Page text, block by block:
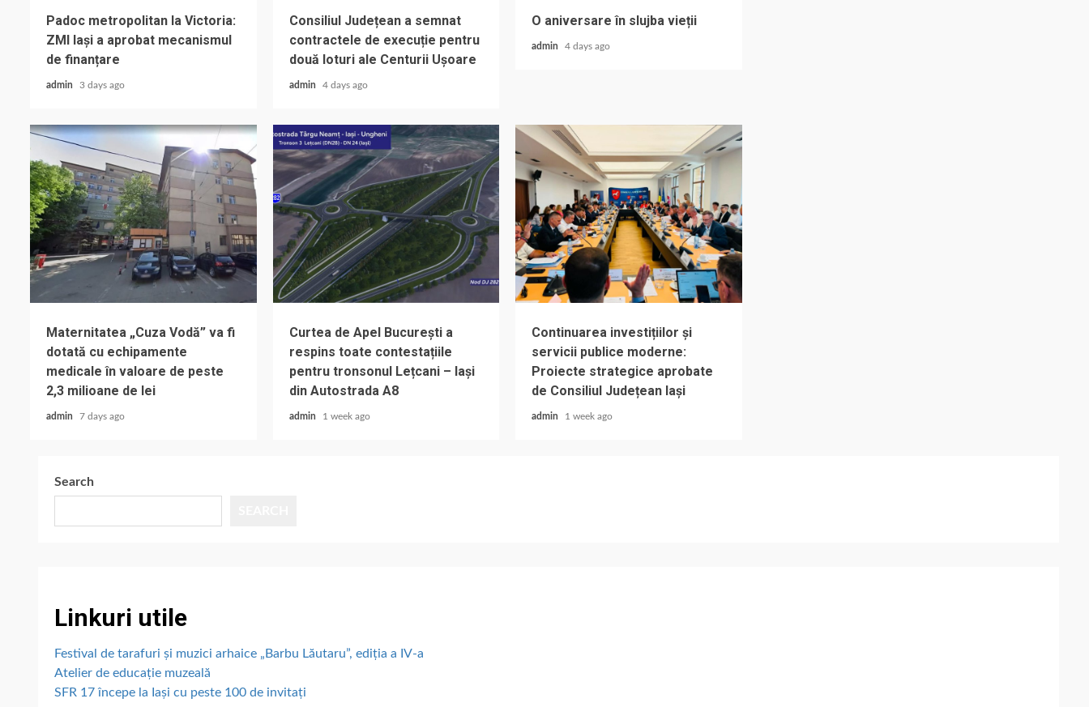
Padoc metropolitan la Victoria:
ZMI Iași a aprobat mecanismul
de finanțare
admin 3 days ago
Consiliul Județean a semnat
contractele de execuție pentru
două loturi ale Centurii Ușoare
admin 4 days ago
O aniversare în slujba vieții
admin 4 days ago
Maternitatea „Cuza Vodă” va fi
dotată cu echipamente
medicale în valoare de peste
2,3 milioane de lei
admin 7 days ago
Curtea de Apel București a
respins toate contestațiile
pentru tronsonul Lețcani – Iași
din Autostrada A8
admin 1 week ago
Continuarea investițiilor și
servicii publice moderne:
Proiecte strategice aprobate
de Consiliul Județean Iași
admin 1 week ago
Search
Linkuri utile
Festival de tarafuri și muzici arhaice „Barbu Lăutaru”, ediția a IV-a
Atelier de educație muzeală
SFR 17 începe la Iași cu peste 100 de invitați